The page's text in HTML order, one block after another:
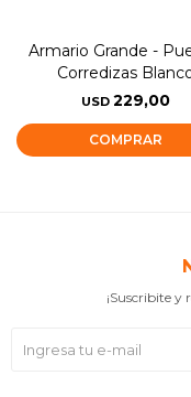
Armario Grande -
Corredizas
USD 229,00
¡Suscribite y